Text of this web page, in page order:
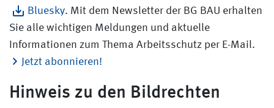
Bluesky. Mit dem Newsletter der BG BAU erhalten
Sie alle wichtigen Meldungen und aktuelle
Informationen zum Thema Arbeitsschutz per E-Mail.
Jetzt abonnieren!
Hinweis zu den Bildrechten